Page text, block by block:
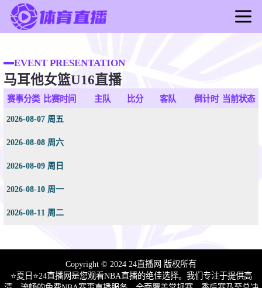
足球直播
篮球直播
足球录像
篮球新闻
EVENT PRESENTATION
马耳他女篮U16直播
赛事分类 比赛时间 主队 比分 客队 倒计时 当前状态
2026-08-07 周五
2026-08-08 周六
2026-08-09 周日
2026-08-10 周一
2026-08-11 周二
Copyright © 2024 24直播网 版权所有
⭐️夏日⭐24直播网是您观看NBA直播的绝佳选择。我们专注于提供高